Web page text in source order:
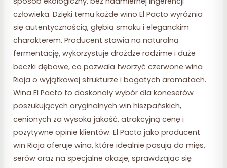
człowieka. Dzięki temu każde wino El Pacto wyróżnia
się autentycznością, głębią smaku i eleganckim
charakterem. Producent stawia na naturalną
fermentację, wykorzystuje drożdże rodzime i duże
beczki dębowe, co pozwala tworzyć czerwone wina
Rioja o wyjątkowej strukturze i bogatych aromatach.
Wina El Pacto to doskonały wybór dla koneserów
poszukujących oryginalnych win hiszpańskich,
cenionych za wysoką jakość, atrakcyjną cenę i
pozytywne opinie klientów. El Pacto jako producent
win Rioja oferuje wina, które idealnie pasują do mięs,
serów oraz na specjalne okazje, sprawdzając się